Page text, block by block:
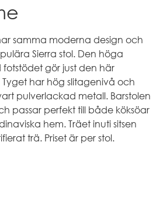
samma moderna design och
Sierra stol. Den höga
gör just den här
har hög slitagenivå och
pulverlackad metall. Barstolen
passar perfekt till både köksöar
hem. Träet inuti sitsen
trä. Priset är per stol.